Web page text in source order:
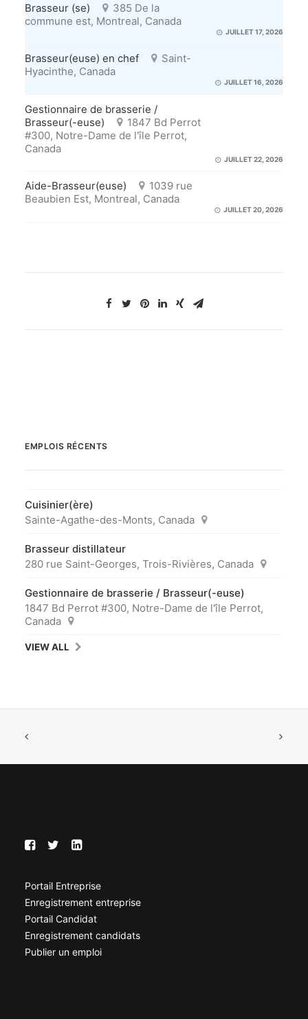
Brasseur (se)
385 De la
commune est, Montreal, Canada
JUILLET 17, 2026
Brasseur(euse) en chef
Saint-
Hyacinthe, Canada
JUILLET 16, 2026
Gestionnaire de brasserie /
Brasseur(-euse)
1847 Bd Perrot
#300, Notre-Dame de l'île Perrot,
Canada
JUILLET 22, 2026
Aide-Brasseur(euse)
1039 rue
Beaubien Est, Montreal, Canada
JUILLET 20, 2026
EMPLOIS RÉCENTS
Cuisinier(ère)
Sainte-Agathe-des-Monts, Canada
Brasseur distillateur
280 rue Saint-Georges, Trois-Rivières, Canada
Gestionnaire de brasserie / Brasseur(-euse)
1847 Bd Perrot #300, Notre-Dame de l'île Perrot,
Canada
VIEW ALL
Portail Entreprise
Enregistrement entreprise
Portail Candidat
Enregistrement candidats
Publier un emploi